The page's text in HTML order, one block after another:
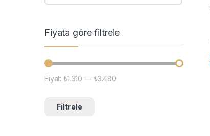
Fiyata göre filtrele
En düşük fiyat
En yüksek fiyat
Filtrele
Fiyat:₺1.310 — ₺3.480